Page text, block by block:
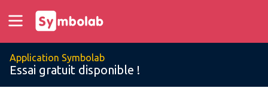
Application Symbolab
Essai gratuit disponible !